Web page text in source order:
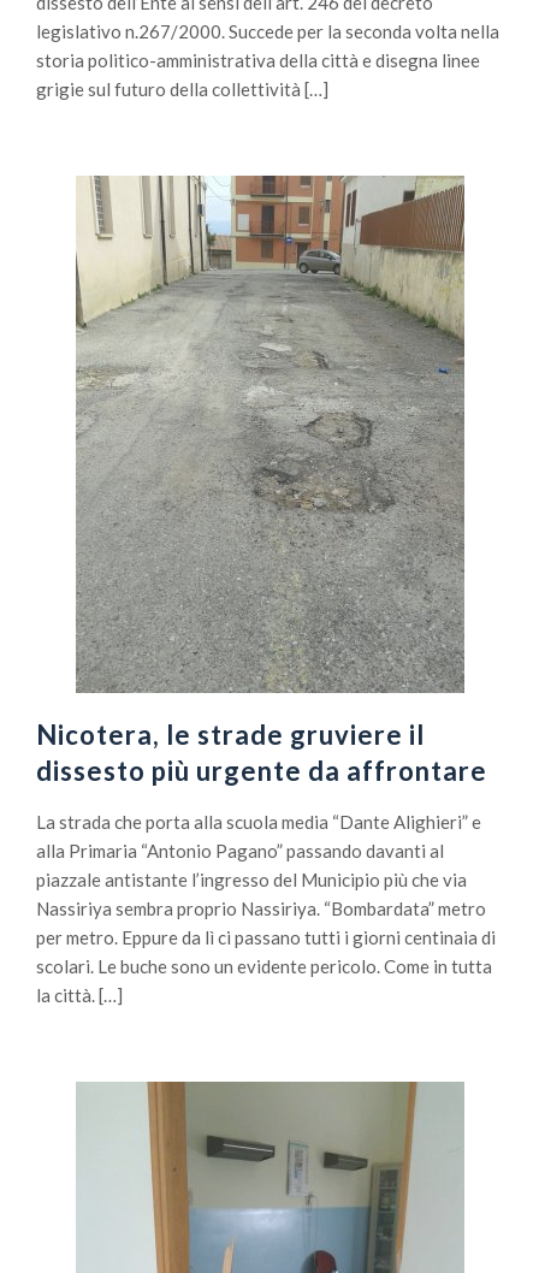
legislativo n.267/2000. Succede per la seconda volta nella
storia politico-amministrativa della città e disegna linee
grigie sul futuro della collettività […]
Nicotera, le strade gruviere il
dissesto più urgente da affrontare
La strada che porta alla scuola media “Dante Alighieri” e
alla Primaria “Antonio Pagano” passando davanti al
piazzale antistante l’ingresso del Municipio più che via
Nassiriya sembra proprio Nassiriya. “Bombardata” metro
per metro. Eppure da lì ci passano tutti i giorni centinaia di
scolari. Le buche sono un evidente pericolo. Come in tutta
la città. […]